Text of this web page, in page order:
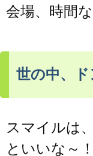
会場、時間
世の中、
スマイルは
といいな～